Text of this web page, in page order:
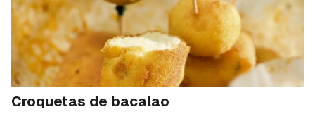
Croquetas de bacalao